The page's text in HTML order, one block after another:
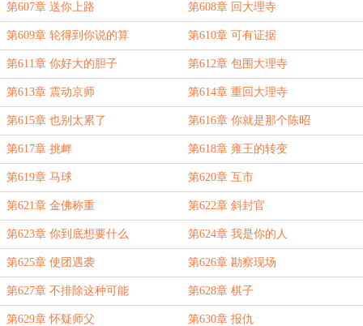
第607章 送你上路 第608章 回大理寺
第609章 轮得到你说的算 第610章 可有证据
第611章 你好大的胆子 第612章 包围大理寺
第613章 震动京师 第614章 重回大理寺
第615章 也别太累了 第616章 你就是那个陈昭
第617章 挑衅 第618章 雍王的转变
第619章 马球 第620章 互市
第621章 金佛称重 第622章 斜封官
第623章 你到底想要什么 第624章 我是你的人
第625章 使团遇袭 第626章 勘察现场
第627章 不排除这种可能 第628章 棋子
第629章 怀疑师父 第630章 报仇